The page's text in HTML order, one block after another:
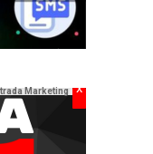
Marketing x